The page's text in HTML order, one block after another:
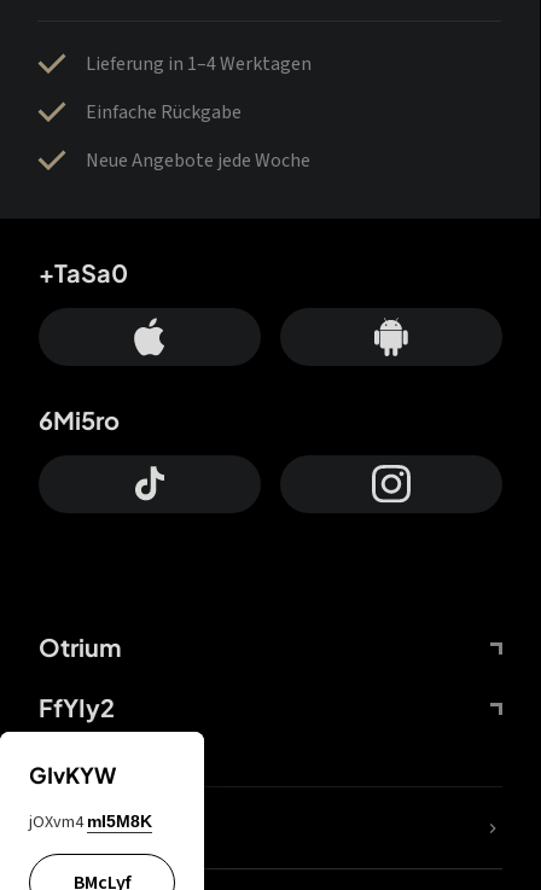
Lieferung in 1–4 Werktagen
Einfache Rückgabe
Neue Angebote jede Woche
Otrium
FfYIy2
+TaSa0
6Mi5ro
DDcvSo
GIvKYW
jOXvm4 mI5M8K
BMcLyf